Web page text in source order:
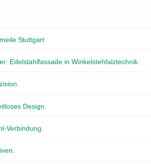
Stuttgart
Edelstahlfassade in Winkelstehfalztechnik
Design.
Verbindung.